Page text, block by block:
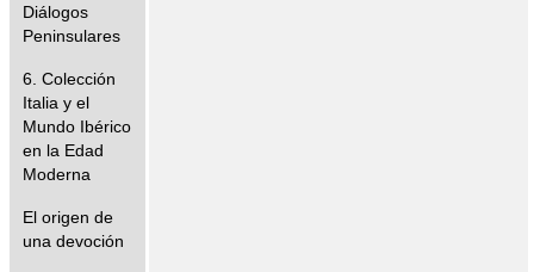
Diálogos
Peninsulares
6. Colección
Italia y el
Mundo Ibérico
en la Edad
Moderna
El origen de
una devoción